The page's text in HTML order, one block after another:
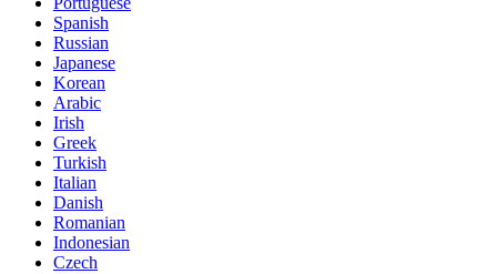
Spanish
Russian
Japanese
Korean
Arabic
Irish
Greek
Turkish
Italian
Danish
Romanian
Indonesian
Czech